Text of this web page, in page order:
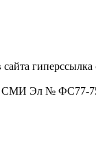
гиперссылка
СМИ Эл № ФС77-